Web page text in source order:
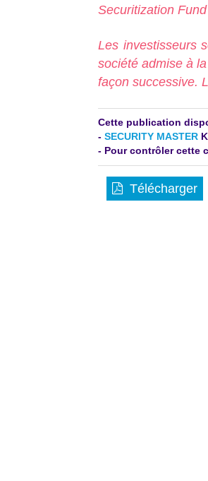
Securitization
Les investisseurs
société admise à
façon successive.
Cette publication
- SECURITY MASTER
- Pour contrôler cette
Télécharger